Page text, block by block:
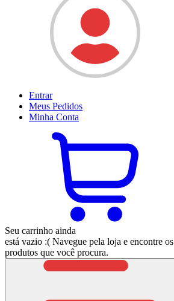
Entrar
Meus Pedidos
Minha Conta
Seu carrinho ainda
está vazio :( Navegue pela loja e encontre os
produtos que você procura.